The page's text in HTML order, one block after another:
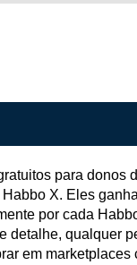
para donos
X. Eles
por cada
detalhe, qualquer
em marketplaces